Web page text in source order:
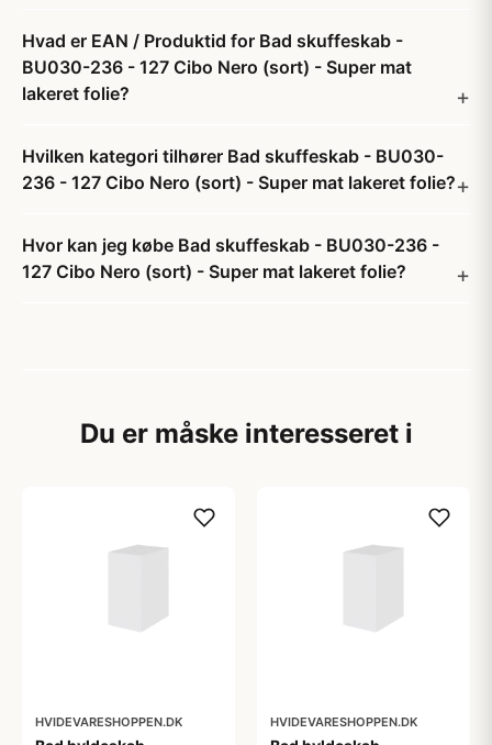
Hvad er EAN / Produktid for Bad skuffeskab -
BU030-236 - 127 Cibo Nero (sort) - Super mat
lakeret folie?
Hvilken kategori tilhører Bad skuffeskab - BU030-
236 - 127 Cibo Nero (sort) - Super mat lakeret folie?
Hvor kan jeg købe Bad skuffeskab - BU030-236 -
127 Cibo Nero (sort) - Super mat lakeret folie?
Du er måske interesseret i
HVIDEVARESHOPPEN.DK HVIDEVARESHOPPEN.DK